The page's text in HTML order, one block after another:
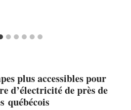
plus accessibles pour
d’électricité de près de
québécois